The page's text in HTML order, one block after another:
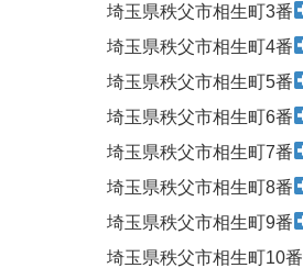
埼玉県秩父市相生町3番
埼玉県秩父市相生町4番
埼玉県秩父市相生町5番
埼玉県秩父市相生町6番
埼玉県秩父市相生町7番
埼玉県秩父市相生町8番
埼玉県秩父市相生町9番
埼玉県秩父市相生町10番